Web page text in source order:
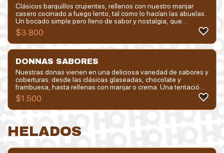
Clásicos barquillos crujientes, rellenos con nuestro manjar
casero cocinado a fuego lento, tal como lo hacían las abuelas.
Un bocado simple pero lleno de sabor y nostalgia, que
despierta recuerdos y endulza el alma. Perfectos para disfrutar
a cualquier hora, con un té, un café o simplemente por puro
antojo.
$3.800
DONNAS SABORES
Nuestras donas vienen en una deliciosa variedad de sabores y
coberturas: desde las clásicas glaseadas, chocolate y
frambuesa, hasta rellenas con manjar o crema. Una tentación
para grandes y chicos, perfectas para compartir o disfrutar de a
una... o de a muchas.
$1.500
HELADOS